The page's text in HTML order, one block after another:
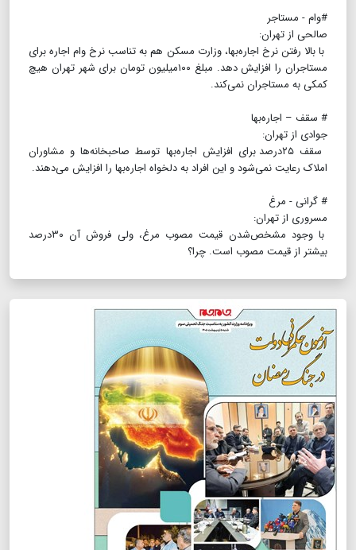
#وام - مستاجر
صالحی از تهران:
با بالا رفتن نرخ اجاره‌بها، وزارت مسکن هم به تناسب نرخ وام اجاره برای
مستاجران را افزایش دهد. مبلغ ۱‌۰۰میلیون تومان برای شهر تهران هیچ
کمکی به مستاجران نمی‌کند.
# سقف – اجاره‌بها
جوادی از تهران:
سقف ۲۵‌درصد برای افزایش اجاره‌بها توسط صاحبخانه‌ها و مشاوران
املاک رعایت نمی‌شود و این افراد به دلخواه اجاره‌بها را افزایش می‌دهند.
# گرانی - مرغ
مسروری از تهران:
با وجود مشخص‌شدن قیمت مصوب مرغ، ولی فروش آن ۳۰‌درصد
بیشتر از قیمت مصوب است. چرا؟